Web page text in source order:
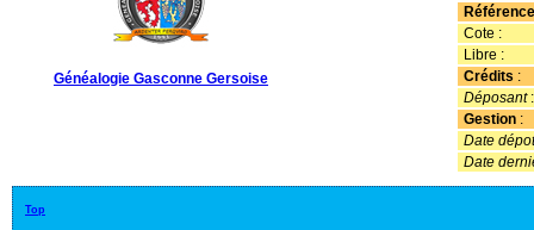
Généalogie Gasconne Gersoise
Cote :
Libre :
Crédits :
Déposant
Gestion:
Date
Date
Top